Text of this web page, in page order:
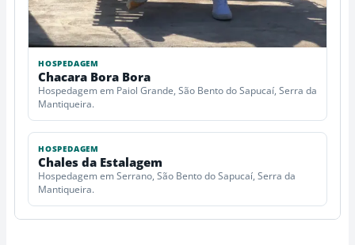
HOSPEDAGEM
Chacara Bora Bora
Hospedagem em Paiol Grande, São Bento do Sapucaí, Serra da
Mantiqueira.
HOSPEDAGEM
Chales da Estalagem
Hospedagem em Serrano, São Bento do Sapucaí, Serra da
Mantiqueira.